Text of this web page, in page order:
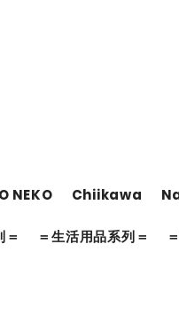
NEKO Chiikawa
＝ ＝生活用品系列＝